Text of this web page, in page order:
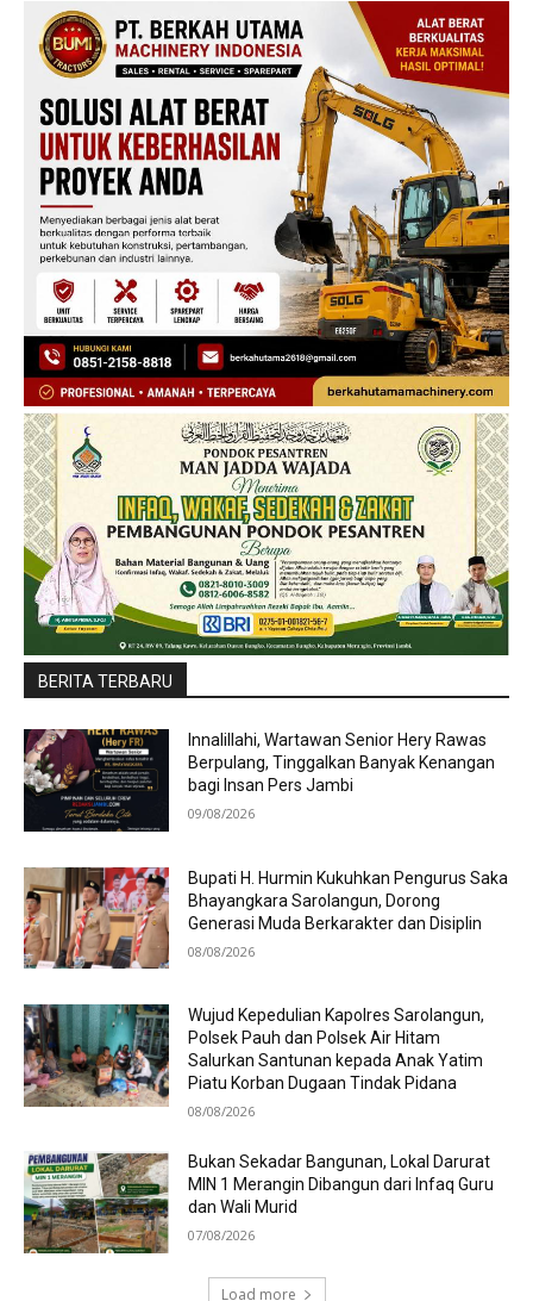
BERITA TERBARU
Innalillahi, Wartawan Senior Hery Rawas
Berpulang, Tinggalkan Banyak Kenangan
bagi Insan Pers Jambi
09/08/2026
Bupati H. Hurmin Kukuhkan Pengurus Saka
Bhayangkara Sarolangun, Dorong
Generasi Muda Berkarakter dan Disiplin
08/08/2026
Wujud Kepedulian Kapolres Sarolangun,
Polsek Pauh dan Polsek Air Hitam
Salurkan Santunan kepada Anak Yatim
Piatu Korban Dugaan Tindak Pidana
08/08/2026
Bukan Sekadar Bangunan, Lokal Darurat
MIN 1 Merangin Dibangun dari Infaq Guru
dan Wali Murid
07/08/2026
Load more